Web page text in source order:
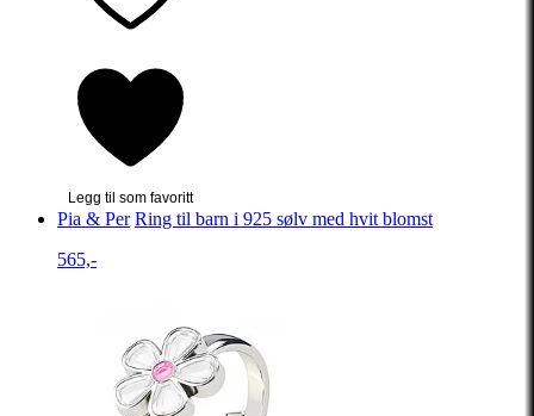
Legg til som favoritt
Pia & Per Ring til barn i 925 sølv med hvit blomst
565,-